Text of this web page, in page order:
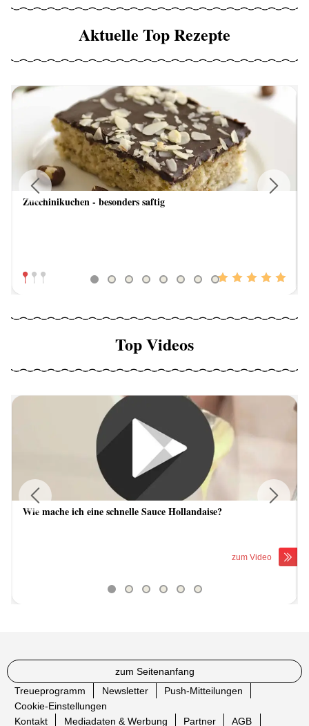
Aktuelle Top Rezepte
Zucchinikuchen - besonders saftig
Previous
Top Videos
Wie mache ich eine schnelle Sauce Hollandaise?
zum Video
Previous
zum Seitenanfang
Treueprogramm
Newsletter
Push-Mitteilungen
Cookie-Einstellungen
Kontakt
Mediadaten & Werbung Partner AGB